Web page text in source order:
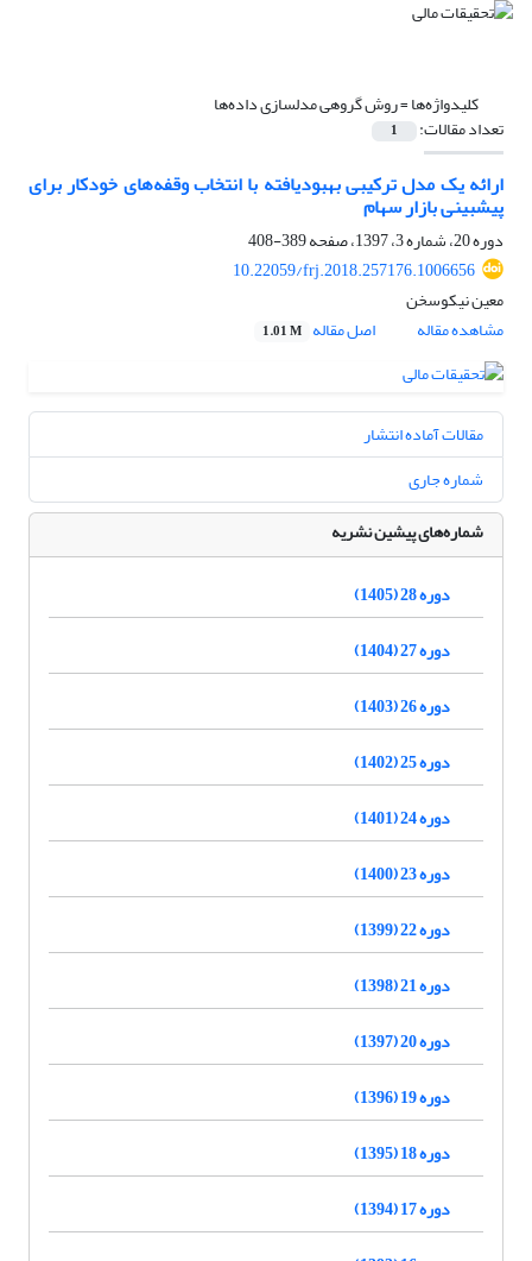
کلیدواژه‌ها =روش گروهی مدل‎سازی داده‌ها
تعداد مقالات: 1
ارائه یک مدل ترکیبی بهبود‌یافته با انتخاب وقفه‌های خودکار برای
پیش‎بینی بازار سهام
دوره 20، شماره 3، 1397، صفحه
389-408
10.22059/frj.2018.257176.1006656
معین نیکوسخن
مشاهده مقاله
اصل مقاله 1.01 M
مقالات آماده انتشار
شماره جاری
شماره‌های پیشین نشریه
دوره 28 (1405)
دوره 27 (1404)
دوره 26 (1403)
دوره 25 (1402)
دوره 24 (1401)
دوره 23 (1400)
دوره 22 (1399)
دوره 21 (1398)
دوره 20 (1397)
دوره 19 (1396)
دوره 18 (1395)
دوره 17 (1394)